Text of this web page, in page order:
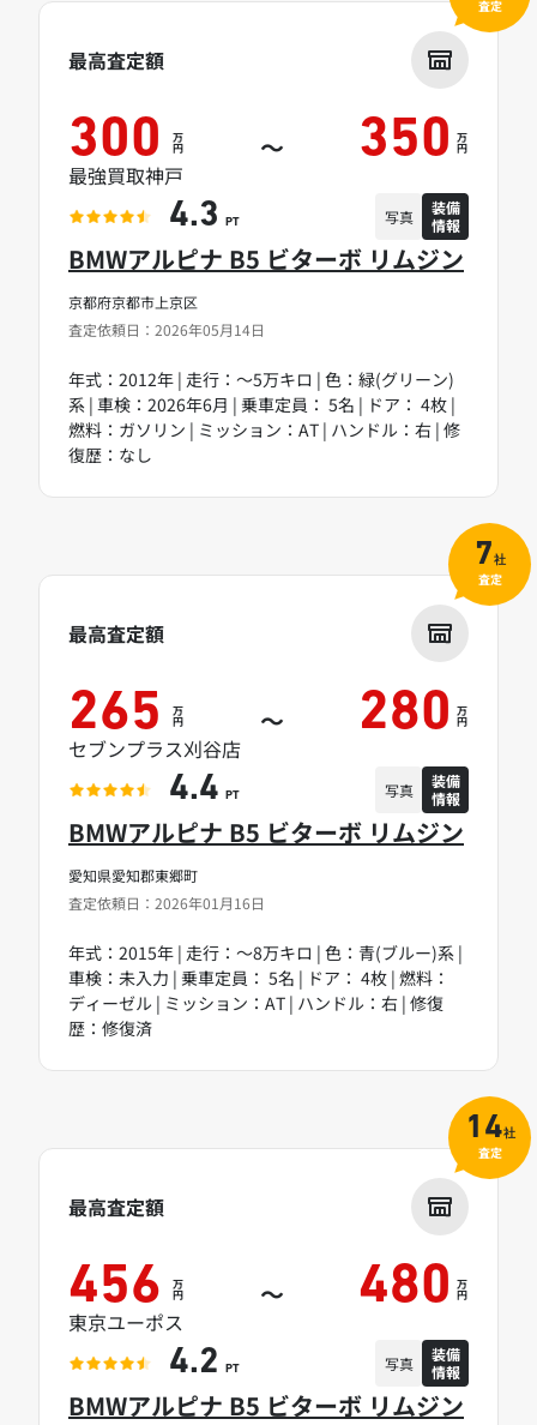
京都府京都市上京区
査定依頼日：2026年05月14日
BMWアルピナ B5 ビターボ リムジン
年式：2012年 | 走行：～5万キロ | 色：緑(グリーン)
系 | 車検：2026年6月 | 乗車定員： 5名 | ドア： 4枚 |
燃料：ガソリン | ミッション：AT | ハンドル：右 | 修
復歴：なし
最高査定額
300 万
円 ～ 350 万
円
最強買取神戸
4.3 PT 写真
装備
情報
査定
愛知県愛知郡東郷町
査定依頼日：2026年01月16日
BMWアルピナ B5 ビターボ リムジン
年式：2015年 | 走行：～8万キロ | 色：青(ブルー)系 |
車検：未入力 | 乗車定員： 5名 | ドア： 4枚 | 燃料：
ディーゼル | ミッション：AT | ハンドル：右 | 修復
歴：修復済
最高査定額
265 万
円 ～ 280 万
円
セブンプラス刈谷店
4.4 PT 写真
装備
情報
7社
査定
BMWアルピナ B5 ビターボ リムジン
最高査定額
456 万
円 ～ 480 万
円
東京ユーポス
4.2 PT 写真
装備
情報
14社
査定